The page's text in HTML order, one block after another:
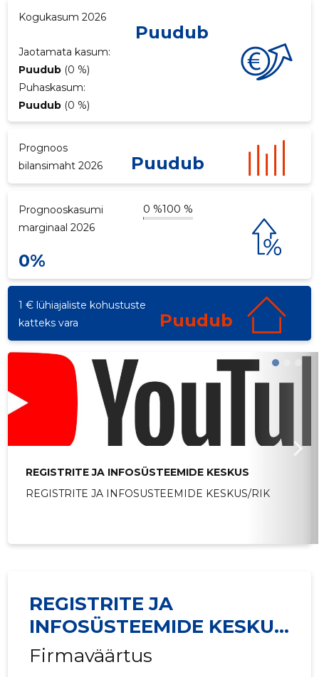
Kogukasum 2026
Puudub
Jaotamata kasum:
Puudub (0 %)
Puhaskasum:
Puudub (0 %)
Prognoos
bilansimaht 2026
Puudub
Prognooskasumi
marginaal 2026
0 %100 %
0%
1 € lühiajaliste kohustuste
katteks vara
Puudub
REGISTRITE JA INFOSÜSTEEMIDE KESKUS
REGISTRITE JA INFOSUSTEEMIDE KESKUS/RIK
REGISTRITE JA
INFOSÜSTEEMIDE KESKUS
...
Firmaväärtus